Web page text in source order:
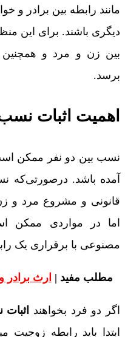
مانند رابطه بین برادر
دیگری باشند. برای این
بین زن و مرد و
برسد.
اهمیت اثبات
نسب بین دو نفر ممکن
آمده باشد. درصورتی‌که
قانونی و مشروع مرد و
اما در مواردی ممکن
مصنوعی با برقراری یک
مطلب مفید | ارث برادر
اگر دو فرد بخواهند
ابتدا باید رابطه